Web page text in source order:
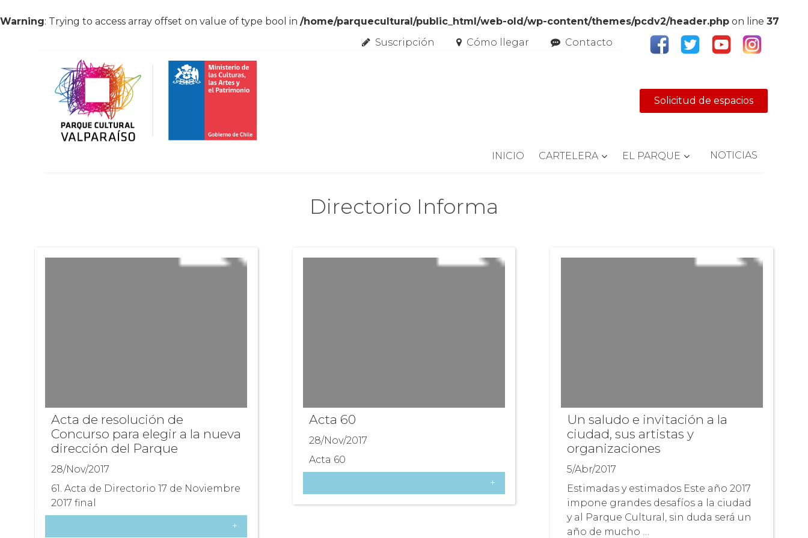
Warning: Trying to access array offset on value of type bool in /home/parquecultural/public_html/web-old/wp-content/themes/pcdv2/header.php on line 37
Suscripción
Cómo llegar Contacto
Solicitud de espacios
INICIO CARTELERA EL PARQUE NOTICIAS
Directorio Informa
Acta de resolución de
Concurso para elegir a la nueva
dirección del Parque
28/Nov/2017
61. Acta de Directorio 17 de Noviembre
2017 final
+
Acta 60
28/Nov/2017
Acta 60
+
Un saludo e invitación a la
ciudad, sus artistas y
organizaciones
5/Abr/2017
Estimadas y estimados Este año 2017
impone grandes desafíos a la ciudad
y al Parque Cultural, sin duda será un
año de mucho …